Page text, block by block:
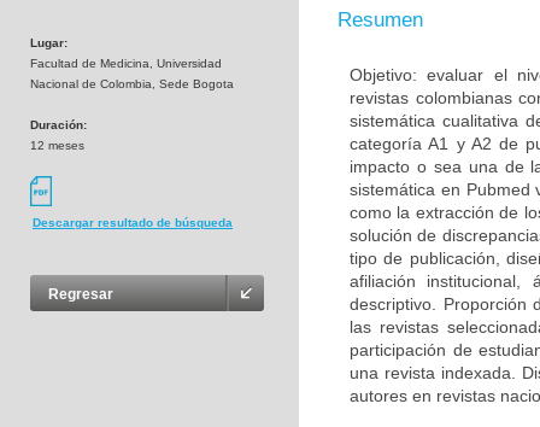
Lugar:
Facultad de Medicina, Universidad
Nacional de Colombia, Sede Bogota
Duración:
12 meses
Descargar resultado de búsqueda
Regresar
Resumen
Objetivo: evaluar el
revistas colombianas
sistemática cualitativa
categoría A1 y A2 de
impacto o sea una de
sistemática en Pubmed
como la extracción de
solución de
tipo de publicación,
afiliación
descriptivo. Proporción
las revistas
participación de
una revista indexada.
autores en revistas